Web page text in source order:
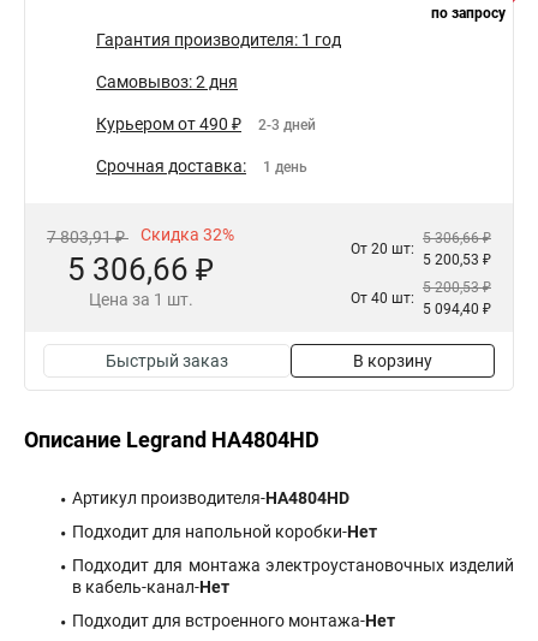
по запросу
Гарантия производителя: 1 год
Самовывоз: 2 дня
Курьером от 490 ₽ 2-3 дней
Срочная доставка: 1 день
7 803,91 ₽ Скидка 32%
5 306,66 ₽
Цена за 1 шт.
От 20 шт:
5 306,66 ₽
5 200,53 ₽
От 40 шт:
5 200,53 ₽
5 094,40 ₽
Быстрый заказ В корзину
Описание Legrand HA4804HD
Артикул производителя-HA4804HD
Подходит для напольной коробки-Нет
Подходит для монтажа электроустановочных изделий
в кабель-канал-Нет
Подходит для встроенного монтажа-Нет